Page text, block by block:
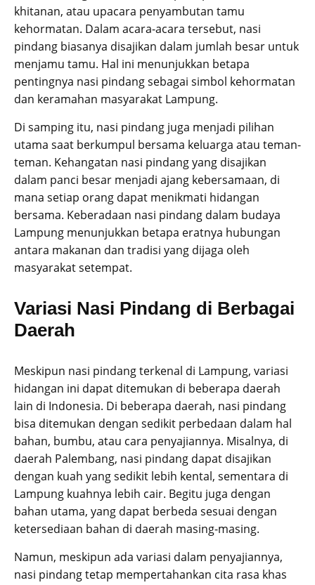
khitanan, atau upacara penyambutan tamu
kehormatan. Dalam acara-acara tersebut, nasi
pindang biasanya disajikan dalam jumlah besar untuk
menjamu tamu. Hal ini menunjukkan betapa
pentingnya nasi pindang sebagai simbol kehormatan
dan keramahan masyarakat Lampung.
Di samping itu, nasi pindang juga menjadi pilihan
utama saat berkumpul bersama keluarga atau teman-
teman. Kehangatan nasi pindang yang disajikan
dalam panci besar menjadi ajang kebersamaan, di
mana setiap orang dapat menikmati hidangan
bersama. Keberadaan nasi pindang dalam budaya
Lampung menunjukkan betapa eratnya hubungan
antara makanan dan tradisi yang dijaga oleh
masyarakat setempat.
Variasi Nasi Pindang di Berbagai
Daerah
Meskipun nasi pindang terkenal di Lampung, variasi
hidangan ini dapat ditemukan di beberapa daerah
lain di Indonesia. Di beberapa daerah, nasi pindang
bisa ditemukan dengan sedikit perbedaan dalam hal
bahan, bumbu, atau cara penyajiannya. Misalnya, di
daerah Palembang, nasi pindang dapat disajikan
dengan kuah yang sedikit lebih kental, sementara di
Lampung kuahnya lebih cair. Begitu juga dengan
bahan utama, yang dapat berbeda sesuai dengan
ketersediaan bahan di daerah masing-masing.
Namun, meskipun ada variasi dalam penyajiannya,
nasi pindang tetap mempertahankan cita rasa khas